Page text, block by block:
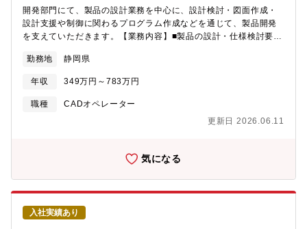
開発部門にて、製品の設計業務を中心に、設計検討・図面作成・
設計支援や制御に関わるプログラム作成などを通じて、製品開発
を支えていただきます。【業務内容】■製品の設計・仕様検討要求
す。■CADを使用した設計・図面作成設計内容をCADで図面化
し、製造・評価部門と連携しながら調整を行います。■設計関連の
プログラム作成・修正設計計算、制御、設計支援ツールなどに関
わるプログラム業務を担当します。■設計データ・技術資料の作成
ます。■他部門との技術的な連携・調整評価・生産技術・品質部門
プログラムの両方に関わることで、機械・電気・ソフトを横断し
た幅広い技術力を身につけることができます。◎世界に向けて発
信される製品開発に携われるため、スケールの大きなやりがいを
実感できる環境です。◎大手メーカーならではの安定した基盤と
充実した開発環境のもと、長期的に技術者として成長したい方に
最適です。【機械系・電気系・その他ツール】・NX
勤務地 静岡県
年収 349万円～783万円
職種
CADオペレーター
更新日 2026.06.11
気になる
入社実績あり